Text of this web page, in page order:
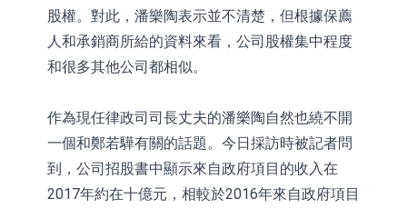
股權。對此，潘樂陶表示並不清楚，但根據保薦
人和承銷商所給的資料來看，公司股權集中程度
和很多其他公司都相似。
作為現任律政司司長丈夫的潘樂陶自然也繞不開
一個和鄭若驊有關的話題。今日採訪時被記者問
到，公司招股書中顯示來自政府項目的收入在
2017年約在十億元，相較於2016年來自政府項目